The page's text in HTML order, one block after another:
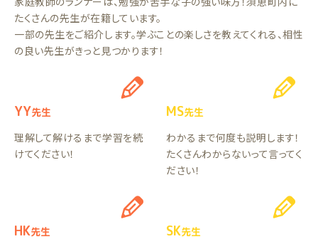
たくさんの先生が在籍しています。
一部の先生をご紹介します。学ぶことの楽しさを教えてくれる、相性
の良い先生がきっと見つかります！
YY先生
理解して解けるまで学習を続
けてください！
MS先生
わかるまで何度も説明します！
たくさんわからないって言ってく
ださい！
HK先生 SK先生